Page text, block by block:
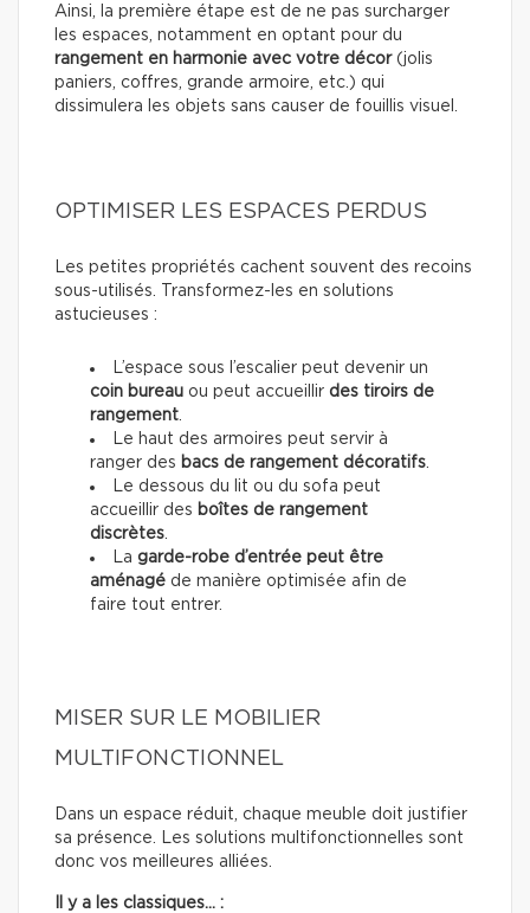
Ainsi, la première étape est de ne pas surcharger
les espaces, notamment en optant pour du
rangement en harmonie avec votre décor(jolis
paniers, coffres, grande armoire, etc.) qui
dissimulera les objets sans causer de fouillis visuel.
OPTIMISER LES ESPACES PERDUS
Les petites propriétés cachent souvent des recoins
sous-utilisés. Transformez-les en solutions
astucieuses :
L’espace sous l’escalier peut devenir un
coin bureau ou peut accueillir des tiroirs de
rangement
Le haut des armoires peut servir à
ranger des bacs de rangement décoratifs
Le dessous du lit ou du sofa peut
accueillir des boîtes de rangement
discrètes
La garde-robe d’entrée peut être
aménagé de manière optimisée afin de
faire tout entrer.
MISER SUR LE MOBILIER
MULTIFONCTIONNEL
Dans un espace réduit, chaque meuble doit justifier
sa présence. Les solutions multifonctionnelles sont
donc vos meilleures alliées.
Il y a les classiques… :